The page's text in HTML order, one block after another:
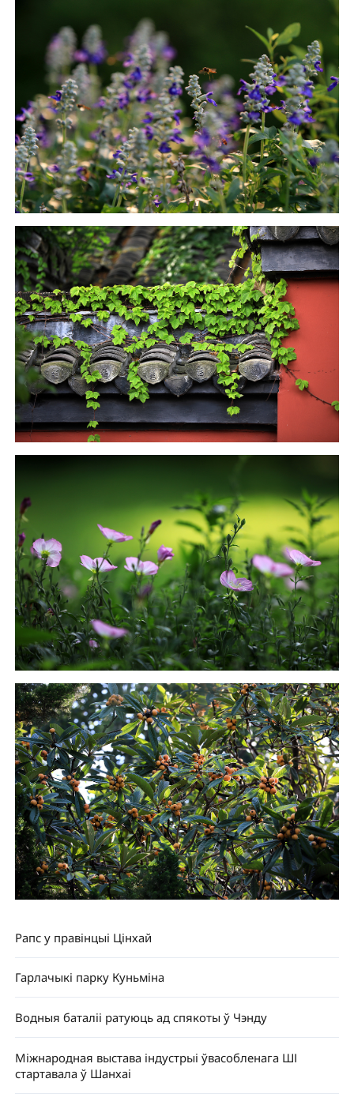
Рапс у правінцыі Цінхай
Гарлачыкі парку Куньміна
Водныя баталіі ратуюць ад спякоты ў Чэнду
Міжнародная выстава індустрыі ўвасобленага ШІ
стартавала ў Шанхаі